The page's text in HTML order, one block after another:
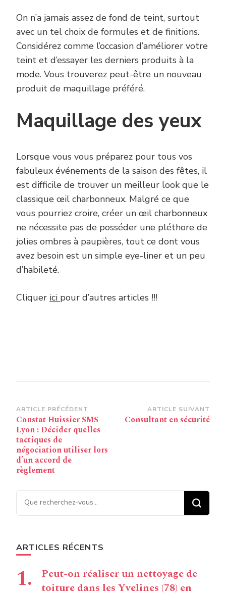
On n’a jamais assez de fond de teint, surtout
avec un tel choix de formules et de finitions.
Considérez comme l’occasion d’améliorer votre
teint et d’essayer les derniers produits à la
mode. Vous trouverez peut-être un nouveau
produit de maquillage préféré.
Maquillage des yeux
Lorsque vous vous préparez pour tous vos
fabuleux événements de la saison des fêtes, il
est difficile de trouver un meilleur look que le
classique œil charbonneux. Malgré ce que
vous pourriez croire, créer un œil charbonneux
ne nécessite pas de posséder une pléthore de
jolies ombres à paupières, tout ce dont vous
avez besoin est un simple eye-liner et un peu
d’habileté.
Cliquer ici pour d’autres articles !!!
Navigation
d’article
ARTICLE PRÉCÉDENT
Constat Huissier SMS
Lyon : Décider quelles
tactiques de
négociation utiliser lors
d’un accord de
règlement
ARTICLE SUIVANT
Consultant en sécurité
Vous recherchiez quelque
chose ?
ARTICLES RÉCENTS
Peut-on réaliser un nettoyage de
toiture dans les Yvelines (78) en